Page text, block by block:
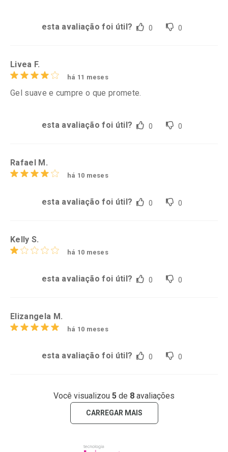
esta avaliação foi útil? 0 0
Livea F.
há 11 meses
Gel suave e cumpre o que promete.
esta avaliação foi útil? 0 0
Rafael M.
há 10 meses
esta avaliação foi útil? 0 0
Kelly S.
há 10 meses
esta avaliação foi útil? 0 0
Elizangela M.
há 10 meses
esta avaliação foi útil? 0 0
Você visualizou 5 de 8 avaliações
CARREGAR MAIS